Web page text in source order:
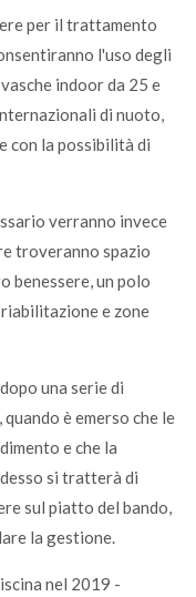
per il trattamento
l'uso degli
indoor da 25 e
di nuoto,
con la possibilità di
verranno invece
troveranno spazio
benessere, un polo
e zone
una serie di
è emerso che le
e che la
si tratterà di
sul piatto del bando,
la gestione.
nel 2019 -